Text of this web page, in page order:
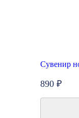
Сувенир
890 ₽